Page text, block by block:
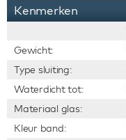
Kenmerken
Gewicht:
Type sluiting:
Waterdicht tot:
Materiaal glas:
Kleur band: